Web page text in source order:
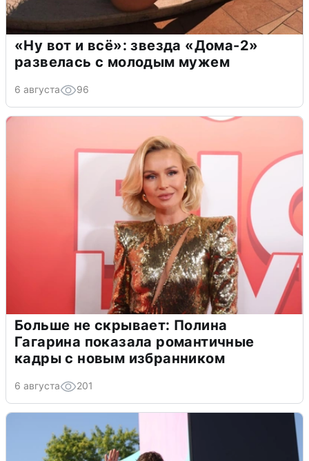
«Ну вот и всё»: звезда «Дома-2»
развелась с молодым мужем
6 августа 96
Больше не скрывает: Полина
Гагарина показала романтичные
кадры с новым избранником
6 августа 201